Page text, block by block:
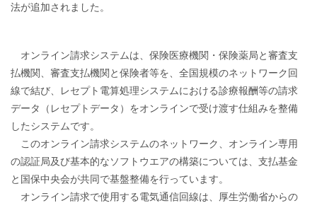
法が追加されました。
オンライン請求システムは、保険医療機関・保険薬局と審査支
払機関、審査支払機関と保険者等を、全国規模のネットワーク回
線で結び、レセプト電算処理システムにおける診療報酬等の請求
データ（レセプトデータ）をオンラインで受け渡す仕組みを整備
したシステムです。
このオンライン請求システムのネットワーク、オンライン専用
の認証局及び基本的なソフトウエアの構築については、支払基金
と国保中央会が共同で基盤整備を行っています。
オンライン請求で使用する電気通信回線は、厚生労働省からの